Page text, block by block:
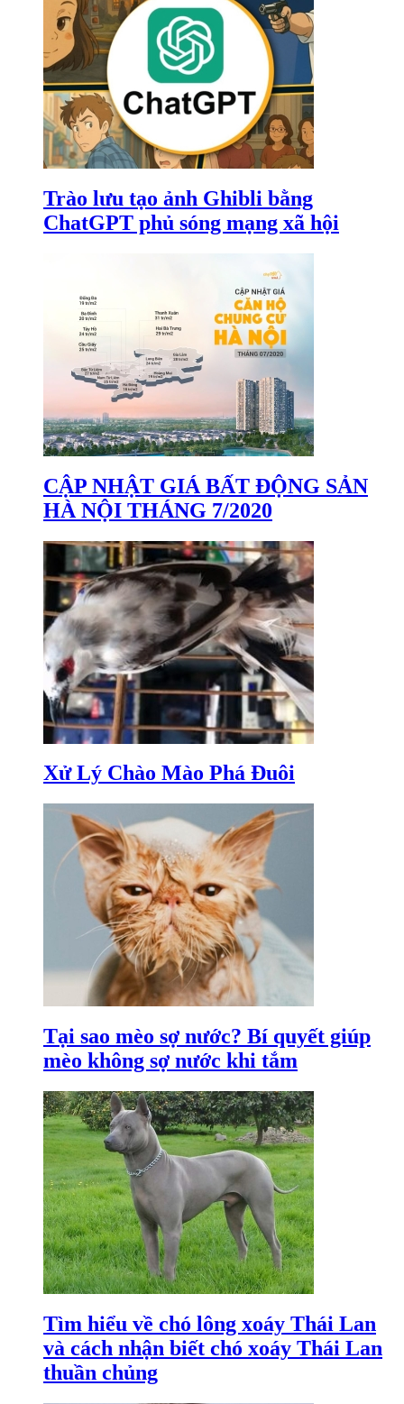
Trào lưu tạo ảnh Ghibli bằng
ChatGPT phủ sóng mạng xã hội
CẬP NHẬT GIÁ BẤT ĐỘNG SẢN
HÀ NỘI THÁNG 7/2020
Xử Lý Chào Mào Phá Đuôi
Tại sao mèo sợ nước? Bí quyết giúp
mèo không sợ nước khi tắm
Tìm hiểu về chó lông xoáy Thái Lan
và cách nhận biết chó xoáy Thái Lan
thuần chủng